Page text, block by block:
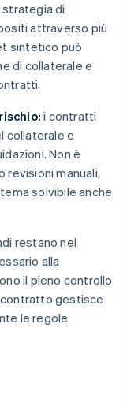
strategia di
attraverso più
sintetico può
di collaterale e
i contratti
collaterale e
Non è
manuali,
solvibile anche
restano nel
alla
il pieno controllo
gestisce
le regole